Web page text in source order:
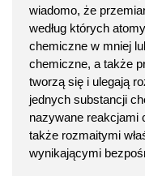
wiadomo, że
według których
chemiczne w mniej
chemiczne, a także
tworzą się i ulegają
jednych substancji
nazywane reakcjami
także rozmaitymi
wynikającymi